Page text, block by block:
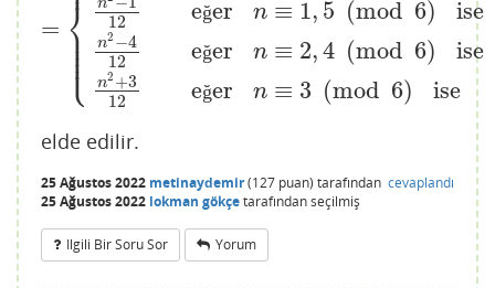
=
⎩
⎨
⎪
⎪⎪⎪⎪
n
12
n2 −4
12
n2 +3
12
eğer n ≡ 1, 5 (mod 6)
ise
eğer n ≡ 2,4 (mod 6)
ise
eğer n ≡ 3 (mod 6) ise
elde edilir.
25 Ağustos 2022 metinaydemir(127 puan) tarafından cevaplandı
25 Ağustos 2022 lokman gökçetarafındanseçilmiş
Ilgili Bir Soru Sor Yorum